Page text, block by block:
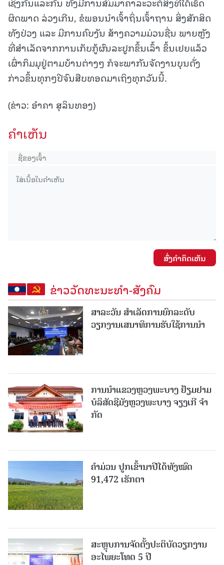
ຜິດພາດ ລ່ວງເກີນ, ຂໍພອນນຳເຈົ້າຖິ່ນເຈົ້າຖານ ສິ່ງສັກສິດ
ທັງປ່ວງ ແລະ ມີການຄົບງັນ ສ້າງຄວາມມ່ວນຊື່ນ ພາຍຫຼັງ
ທີ່ສຳເລັດຈາກການເກັບກູ້ຜົນລະປູກຂຶ້ນເລົ້າ ຂຶ້ນເຢຍແລ້ວ
ເຜົ່າກຶມມຸຢູ່ຕາມບ້ານຕ່າງໆ ກໍຈະພາກັນຈັດງານບຸນດັ່ງ
ກ່າວຂຶ້ນທຸກໆປີຈົນສືບທອດມາເຖິງທຸກວັນນີ້.
(ຂ່າວ: ອຳຄາ ສຸລິນທອງ)
ຄໍາເຫັນ
ສົ່ງຄໍາຄິດເຫັນ
ຂ່າວວັດທະນະທຳ-ສັງຄົມ
ສາລະວັນ ສໍາເລັດການຍົກລະດັບ
ວຽກງານເສນາທິການຮັບໃຊ້ການນໍາ
ການນຳແຂວງຫຼວງພະບາງ ຢ້ຽມ​ຢາມ
ບໍ​ລິ​ສັດຊີມັງຫຼວງພະບາງ ຈຽງເກີ ຈໍາ
ກັດ
ຄໍາມ່ວນ ປູກເຂົ້ານາປີໄດ້ທັງໝົດ
91,472 ເຮັກຕາ
ສະຫຼຸບການຈັດຕັ້ງປະຕິບັດວຽກງານ
ອະໄພຍະໂທດ 5 ປີ